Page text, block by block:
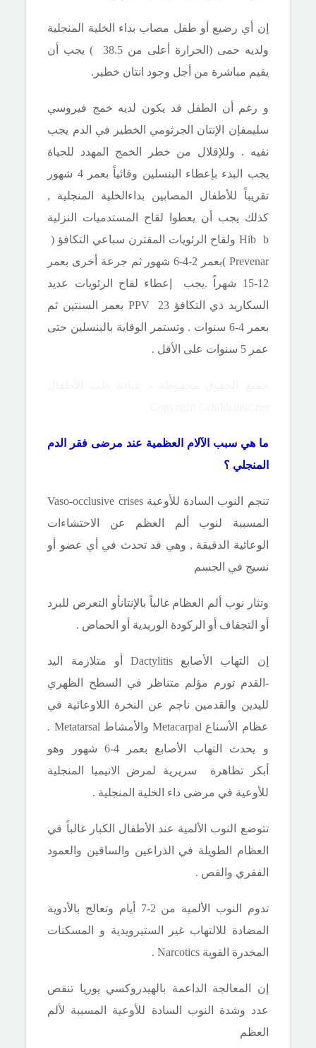
إن أي رضيع أو طفل مصاب بداء الخلية المنجلية
ولديه حمى (الحرارة أعلى من 38.5 ) يجب أن
يقيم مباشرة من أجل وجود انتان خطير.
و رغم أن الطفل قد يكون لديه خمج فيروسي
سليمفإن الإنتان الجرثومي
الخطير في الدم يجب
نفيه . وللإقلال من خطر الخمج المهدد للحياة
يجب البدء بإعطاء البنسلين وقائياً بعمر 4 شهور
تقريباً للأطفال المصابين بداءالخلية المنجلية ,
كذلك يجب أن يعطوا لقاح المستدميات النزلية
Hib b ولقاح الرئويات المقترن سباعي التكافؤ (
Prevenar
)بعمر 2-4-6 شهور ثم جرعة أخرى بعمر
12-15 شهراً .يجب إعطاء لقاح الرئويات عديد
السكاريد ذي التكافؤ PPV 23 بعمر السنتين ثم
بعمر 4-6 سنوات . وتستمر الوقاية بالبنسلين حتى
عمر 5 سنوات على الأقل .
ما هي سبب الآلام العظمية عند مرضى فقر الدم
المنجلي ؟
تنجم النوب السادة للأوعيةVaso-occlusive crises
المسببة لنوب ألم العظم
عن الاحتشاءات
الوعائية الدقيقة , وهي قد تحدث في أي عضو أو
نسيج في الجسم
وتثار نوب ألم العظامغالباً بالإنتانأو التعرض للبرد
أو التجفاف أو الركودة الوريدية أو الحماض .
إن التهاب الأصابع Dactylitis
أو متلازمة اليد
-القدم تورم مؤلم متناظر في السطح الظهري
لليدين والقدمين ناجم عن النخرة اللاوعائية في
عظام الأسناع Metacarpal والأمشاط Metatarsal
.
و
يحدث التهاب الأصابع بعمر 4-6 شهور وهو
أبكر تظاهرة
سريرية لمرض الانيميا المنجلية
للأوعية في مرضى داء الخلية المنجلية .
تتوضع النوب الألمية عند الأطفال الكبار غالباً في
العظام الطويلة في الذراعين والساقين والعمود
الفقري والقص .
تدوم النوب الألمية من 2-7 أيام وتعالج بالأدوية
المضادة للالتهاب غير الستيرويدية و المسكنات
المخدرة القويةNarcotics
.
إن المعالجة الداعمة بالهيدروكسي يوريا تنقص
عدد وشدة النوب
السادة للأوعية
المسببة لألم
العظم